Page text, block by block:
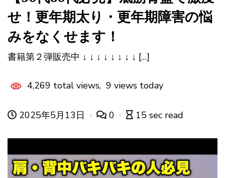
せ！更年期太り・更年期障害の悩
みをなくせます！
書籍第２弾販売中 ↓ ↓ ↓ ↓ ↓ ↓ ↓ ↓ […]
4,269 total views, 9 views today
2025年5月13日 0 15 sec read